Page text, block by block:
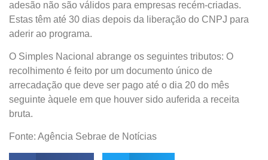
adesão não são válidos para empresas recém-criadas.
Estas têm até 30 dias depois da liberação do CNPJ para
aderir ao programa.
O Simples Nacional abrange os seguintes tributos: O
recolhimento é feito por um documento único de
arrecadação que deve ser pago até o dia 20 do mês
seguinte àquele em que houver sido auferida a receita
bruta.
Fonte: Agência Sebrae de Notícias